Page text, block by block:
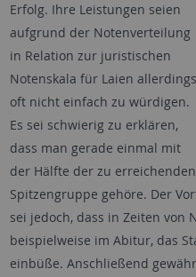
Erfolg. Ihre Leistungen seien
aufgrund der Notenverteilung
in Relation zur juristischen
Notenskala für Laien allerdings
oft nicht einfach zu würdigen.
Es sei schwierig zu erklären,
dass man gerade einmal mit
der Hälfte der zu
Spitzengruppe gehöre. Der
sei jedoch, dass in Zeiten von
beispielweise im Abitur, das
einbüße. Anschließend